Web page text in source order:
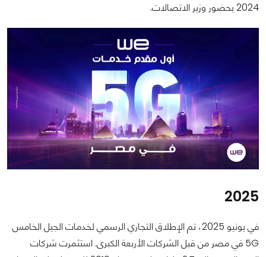
2024 بحضور وزير الاتصالات.
2025
في يونيو 2025، تم الإطلاق التجاري الرسمي لخدمات الجيل الخامس
5G في مصر من قبل الشركات الأربعة الكبرى. استثمرت شركات